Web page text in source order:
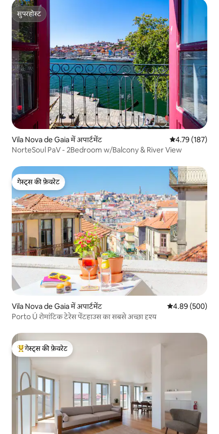
सुपरहोस्ट
सुपरहोस्ट
Vila Nova de Gaia में अपार्टमेंट औसत रेटिंग 5 में से
4.79 (187)
NorteSoul PaV - 2Bedroom w/Balcony & River View
गेस्ट्स की फ़ेवरेट
गेस्ट्स की फ़ेवरेट
Vila Nova de Gaia में अपार्टमेंट औसत रेटिंग 5 में से
4.89 (500)
Porto Ú रोमांटिक टेरेस पेंटहाउस का सबसे अच्छा दृश्य
गेस्ट्स का टॉप फ़ेवरेट
गेस्ट्स की फ़ेवरेट